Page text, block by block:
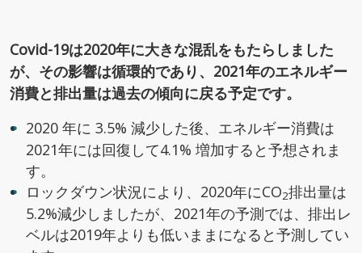
Covid-19は2020年に大きな混乱をもたらしました
が、その影響は循環的であり、2021年のエネルギー
消費と排出量は過去の傾向に戻る予定です。
2020 年に 3.5% 減少した後、エネルギー消費は
2021年には回復して4.1% 増加すると予想されま
す。
ロックダウン状況により、2020年にCO2排出量は
5.2%減少しましたが、2021年の予測では、排出レ
ベルは2019年よりも低いままになると予測してい